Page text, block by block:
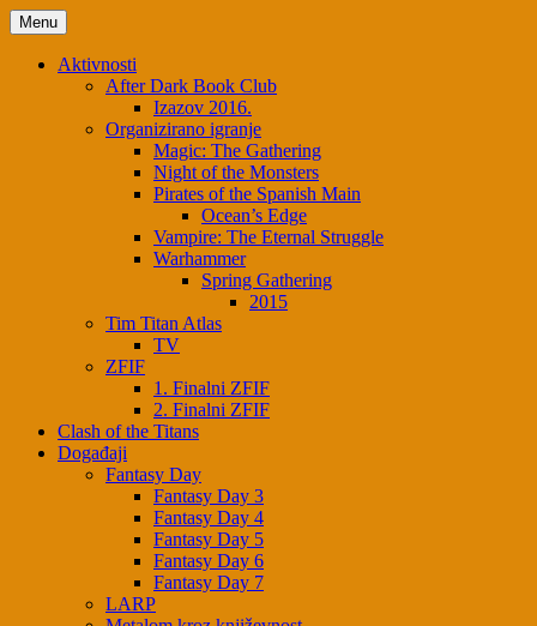
Skip
to
content
Menu
Aktivnosti
After Dark Book Club
Izazov 2016.
Organizirano igranje
Magic: The Gathering
Night of the Monsters
Pirates of the Spanish Main
Ocean’s Edge
Vampire: The Eternal Struggle
Warhammer
Spring Gathering
2015
Tim Titan Atlas
TV
ZFIF
1. Finalni ZFIF
2. Finalni ZFIF
Clash of the Titans
Događaji
Fantasy Day
Fantasy Day 3
Fantasy Day 4
Fantasy Day 5
Fantasy Day 6
Fantasy Day 7
LARP